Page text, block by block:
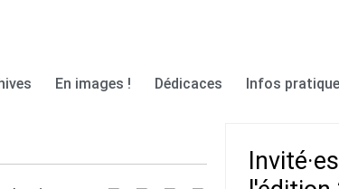
En images ! Dédicaces Infos